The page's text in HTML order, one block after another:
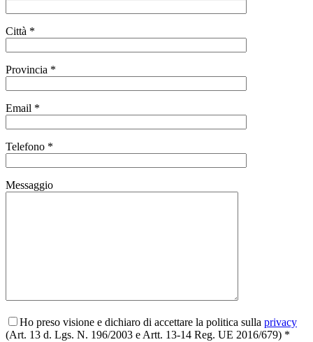
Città *
Provincia *
Email *
Telefono *
Messaggio
Ho preso visione e dichiaro di accettare la politica sulla privacy
(Art. 13 d. Lgs. N. 196/2003 e Artt. 13-14 Reg. UE 2016/679) *